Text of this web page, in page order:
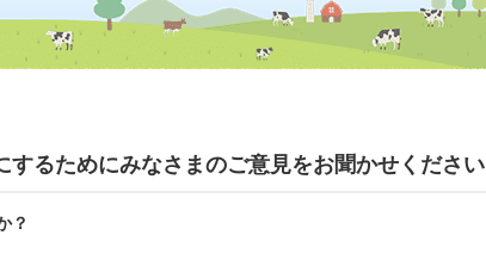
するためにみなさまのご意見をお聞かせください
？